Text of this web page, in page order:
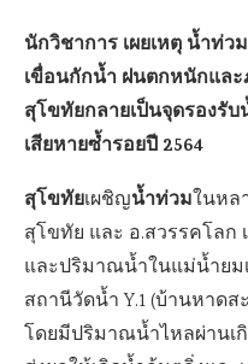
นักวิชาการ เผยเหตุ น้ำท่
เขื่อนกักน้ำ ฝนตกหนักแล
สุโขทัยกลายเป็นจุดรองรั
เสียหายซ้ำรอยปี 2564
สุโขทัยเผชิญน้ำท่วมในหล
สุโขทัย และ อ.สวรรคโล
และปริมาณน้ำในแม่น้ำย
สถานีวัดน้ำ Y.1 (บ้านหาด
โดยมีปริมาณน้ำไหลผ่านเ